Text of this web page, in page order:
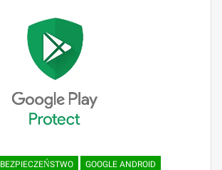
BEZPIECZEŃSTWO GOOGLE ANDROID